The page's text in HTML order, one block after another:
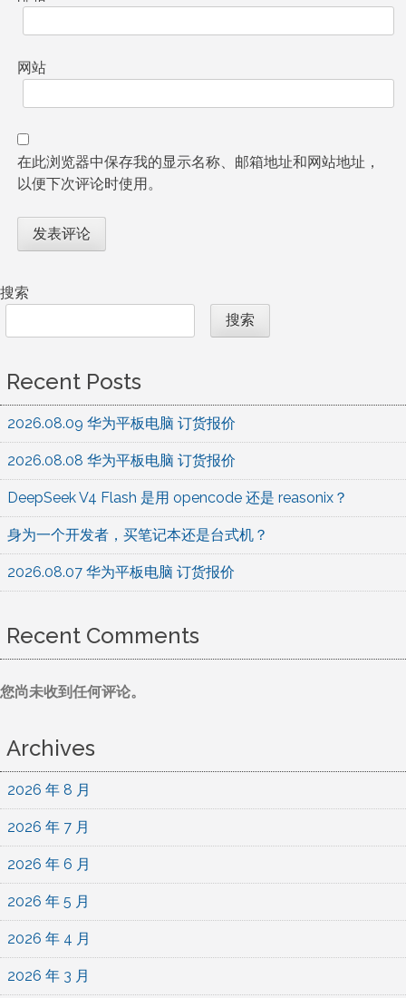
网站
在此浏览器中保存我的显示名称、邮箱地址和网站地址，
以便下次评论时使用。
搜索
搜索
Recent Posts
2026.08.09 华为平板电脑 订货报价
2026.08.08 华为平板电脑 订货报价
DeepSeek V4 Flash 是用 opencode 还是 reasonix？
身为一个开发者，买笔记本还是台式机？
2026.08.07 华为平板电脑 订货报价
Recent Comments
您尚未收到任何评论。
Archives
2026 年 8 月
2026 年 7 月
2026 年 6 月
2026 年 5 月
2026 年 4 月
2026 年 3 月